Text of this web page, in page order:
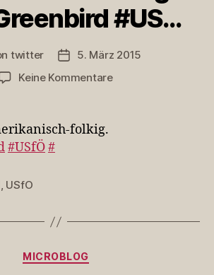
#US…
twitter Veröffentlichungsdatum
5. März 2015
Keine Kommentarezu
folkig.
#USfÖ#
, USfO
Kategorien
MICROBLOG